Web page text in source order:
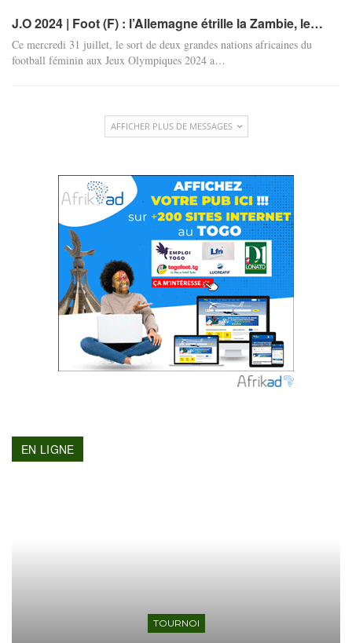
J.O 2024 | Foot (F) : l’Allemagne étrille la Zambie, le…
Ce mercredi 31 juillet, le sort de deux grandes nations africaines du
football féminin aux Jeux Olympiques 2024 a…
AFFICHER PLUS DE MESSAGES
EN LIGNE
TOURNOI